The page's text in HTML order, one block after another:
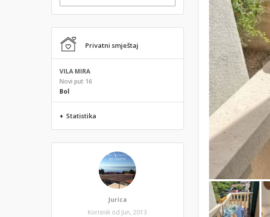
Privatni smještaj
VILA MIRA
Novi put 16
Bol
+ Statistika
Jurica
Korisnik od Jun, 2013